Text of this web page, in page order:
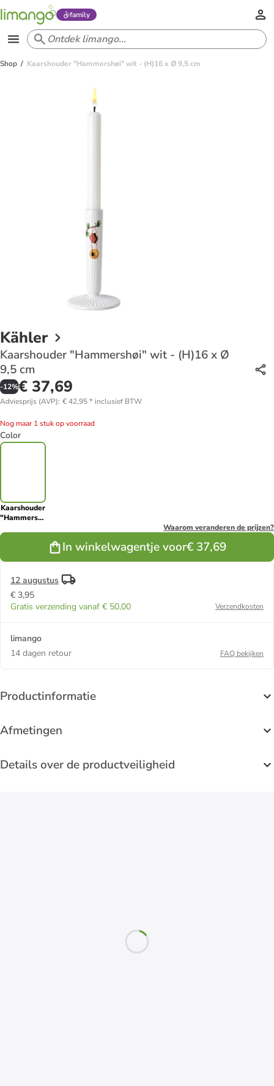
family
Shop Kaarshouder "Hammershøi" wit - (H)16 x Ø 9,5 cm
Kähler
Kaarshouder "Hammershøi" wit - (H)16 x Ø
9,5 cm
-12%€ 37,69
Adviesprijs (AVP): € 42,95* inclusief BTW
Nog maar 1 stuk op voorraad
Color
Kaarshouder
"Hammershøi"
Waarom veranderen de prijzen?
In winkelwagentje voor€ 37,69
12 augustus
€ 3,95
Gratis verzending vanaf € 50,00
Verzendkosten
limango
14 dagen retour
FAQ bekijken
Productinformatie
Afmetingen
Details over de productveiligheid